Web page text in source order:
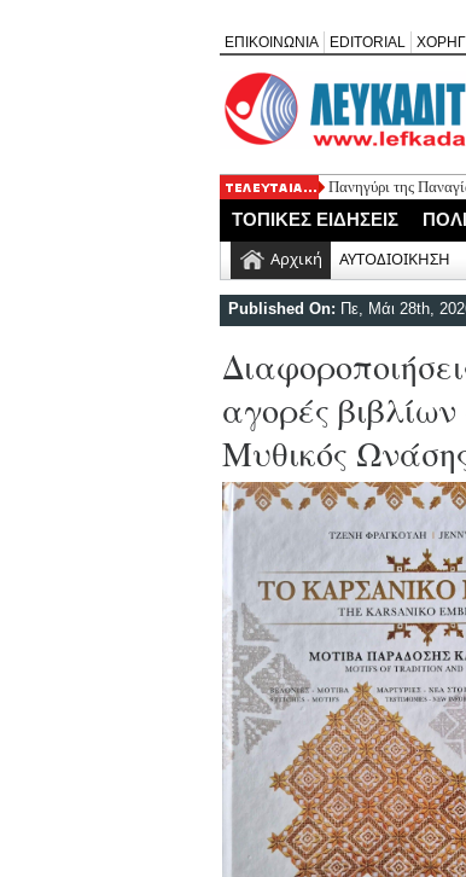
ΕΠΙΚΟΙΝΩΝΙΑ EDITORIAL
Πανηγύρι της
Νέο Τουριστικό
και τουριστική
Απευθείας ανάθεση
Ναυάγιο του Β΄
Διακομιδή 59χρονης
ΤΟΠΙΚΕΣ ΕΙΔΗΣΕΙΣ
Αρχική ΑΥΤΟΔΙΟΙΚΗΣΗ
Published On: Πε, Μάι 28th,
αγορές
Μυθικός